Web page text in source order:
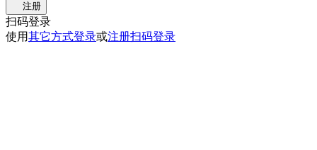
注册
扫码登录
使用其它方式登录或注册扫码登录